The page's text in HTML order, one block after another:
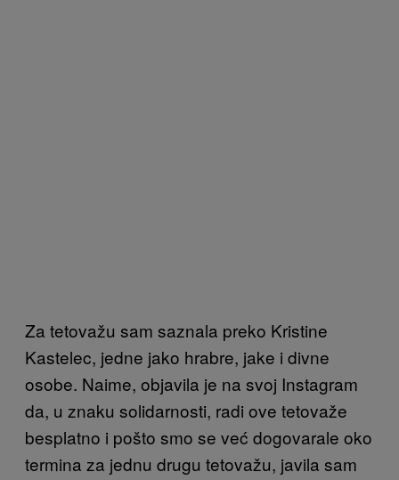
Za tetovažu sam saznala preko Kristine
Kastelec, jedne jako hrabre, jake i divne
osobe. Naime, objavila je na svoj Instagram
da, u znaku solidarnosti, radi ove tetovaže
besplatno i pošto smo se već dogovarale oko
termina za jednu drugu tetovažu, javila sam